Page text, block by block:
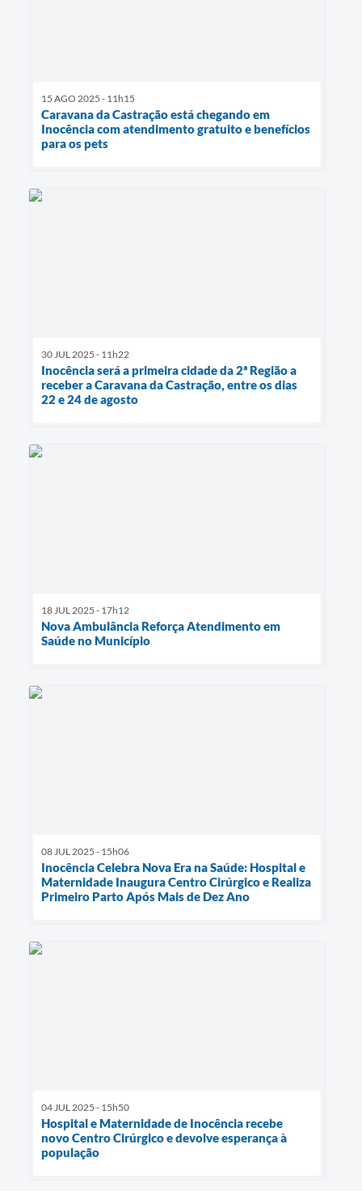
15 AGO 2025 - 11h15
Caravana da Castração está chegando em
Inocência com atendimento gratuito e benefícios
para os pets
30 JUL 2025 - 11h22
Inocência será a primeira cidade da 2ª Região a
receber a Caravana da Castração, entre os dias
22 e 24 de agosto
18 JUL 2025 - 17h12
Nova Ambulância Reforça Atendimento em
Saúde no Município
08 JUL 2025 - 15h06
Inocência Celebra Nova Era na Saúde: Hospital e
Maternidade Inaugura Centro Cirúrgico e Realiza
Primeiro Parto Após Mais de Dez Ano
04 JUL 2025 - 15h50
Hospital e Maternidade de Inocência recebe
novo Centro Cirúrgico e devolve esperança à
população